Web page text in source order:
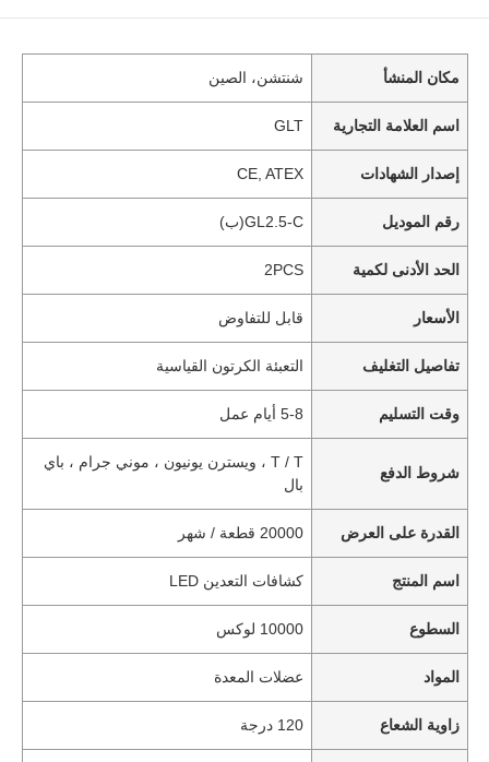
مكان المنشأ شنتشن، الصين
اسم العلامة التجارية GLT
إصدار الشهادات CE, ATEX
رقم الموديل GL2.5-C(ب)
الحد الأدنى لكمية 2PCS
الأسعار قابل للتفاوض
تفاصيل التغليف التعبئة الكرتون القياسية
وقت التسليم 5-8 أيام عمل
شروط الدفع
T / T ، ويسترن يونيون ، موني جرام ، باي
بال
القدرة على العرض 20000 قطعة / شهر
اسم المنتج كشافات التعدين LED
السطوع 10000 لوكس
المواد عضلات المعدة
زاوية الشعاع 120 درجة